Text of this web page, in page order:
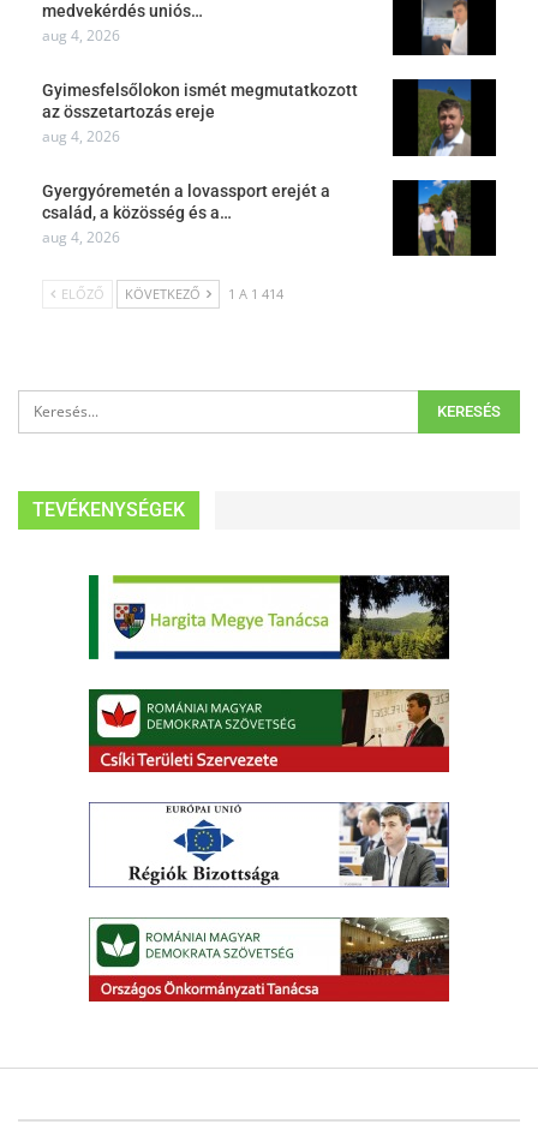
medvekérdés uniós…
aug 4, 2026
Gyimesfelsőlokon ismét megmutatkozott
az összetartozás ereje
aug 4, 2026
Gyergyóremetén a lovassport erejét a
család, a közösség és a…
aug 4, 2026
ELŐZŐ KÖVETKEZŐ 1 A 1 414
TEVÉKENYSÉGEK